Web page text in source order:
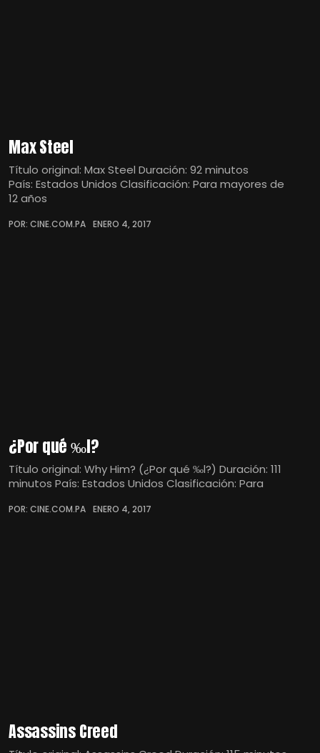
Max Steel
Título original: Max Steel Duración: 92 minutos
País: Estados Unidos Clasificación: Para mayores de
12 años
POR: CINE.COM.PA ENERO 4, 2017
¿Por qué ‰l?
Título original: Why Him? (¿Por qué ‰l?) Duración: 111
minutos País: Estados Unidos Clasificación: Para
POR: CINE.COM.PA ENERO 4, 2017
Assassins Creed